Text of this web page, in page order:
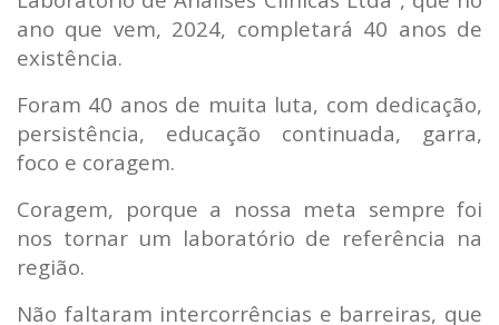
ano que vem, 2024, completará 40 anos de
existência.
Foram 40 anos de muita luta, com dedicação,
persistência, educação continuada, garra,
foco e coragem.
Coragem, porque a nossa meta sempre foi
nos tornar um laboratório de referência na
região.
Não faltaram intercorrências e barreiras, que